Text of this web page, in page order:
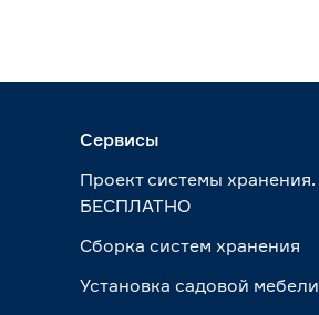
Сервисы
Проект системы хранения.
БЕСПЛАТНО
Сборка систем хранения
Установка садовой мебели